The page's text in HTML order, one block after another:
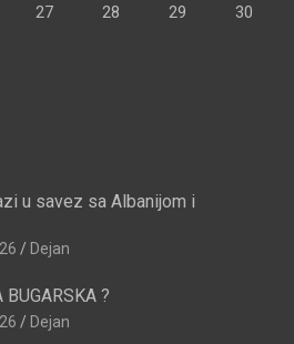
27 28 29 30
u savez sa Albanijom i
Dejan
BUGARSKA ?
Dejan